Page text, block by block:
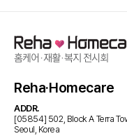
Reha·Homecare
ADDR.
[05854] 502, Block A Terra
Seoul, Korea